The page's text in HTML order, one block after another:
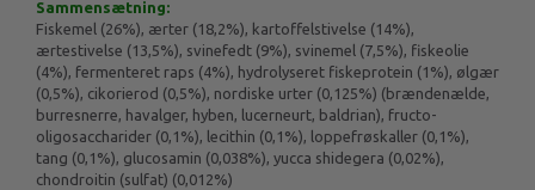
Sammensætning:
Fiskemel (26%), ærter (18,2%), kartoffelstivelse (14%),
ærtestivelse (13,5%), svinefedt (9%), svinemel (7,5%), fiskeolie
(4%), fermenteret raps (4%), hydrolyseret fiskeprotein (1%), ølgær
(0,5%), cikorierod (0,5%), nordiske urter (0,125%) (brændenælde,
burresnerre, havalger, hyben, lucerneurt, baldrian), fructo-
oligosaccharider (0,1%), lecithin (0,1%), loppefrøskaller (0,1%),
tang (0,1%), glucosamin (0,038%), yucca shidegera (0,02%),
chondroitin (sulfat) (0,012%)